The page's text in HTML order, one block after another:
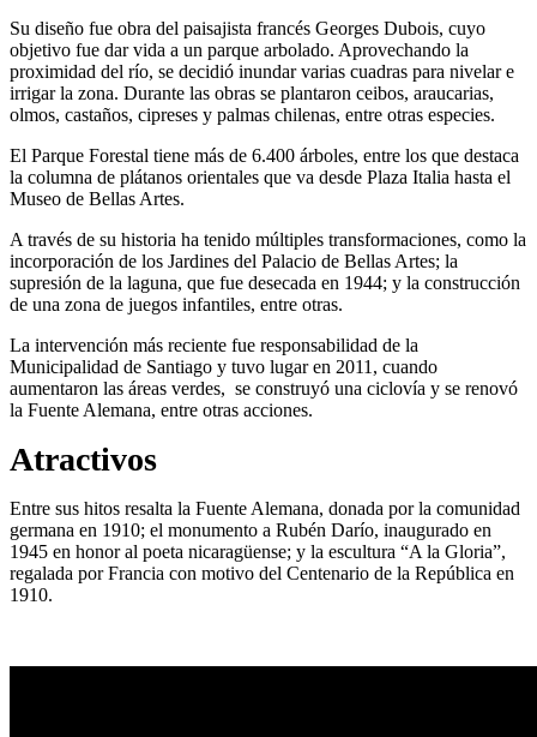
Su diseño fue obra del paisajista francés Georges Dubois, cuyo
objetivo fue dar vida a un parque arbolado. Aprovechando la
proximidad del río, se decidió inundar varias cuadras para nivelar e
irrigar la zona. Durante las obras se plantaron ceibos, araucarias,
olmos, castaños, cipreses y palmas chilenas, entre otras especies.
El Parque Forestal tiene más de 6.400 árboles, entre los que destaca
la columna de plátanos orientales que va desde Plaza Italia hasta el
Museo de Bellas Artes.
A través de su historia ha tenido múltiples transformaciones, como la
incorporación de los Jardines del Palacio de Bellas Artes; la
supresión de la laguna, que fue desecada en 1944; y la construcción
de una zona de juegos infantiles, entre otras.
La intervención más reciente fue responsabilidad de la
Municipalidad de Santiago y tuvo lugar en 2011, cuando
aumentaron las áreas verdes, se construyó una ciclovía y se renovó
la Fuente Alemana, entre otras acciones.
Atractivos
Entre sus hitos resalta la Fuente Alemana, donada por la comunidad
germana en 1910; el monumento a Rubén Darío, inaugurado en
1945 en honor al poeta nicaragüense; y la escultura “A la Gloria”,
regalada por Francia con motivo del Centenario de la República en
1910.